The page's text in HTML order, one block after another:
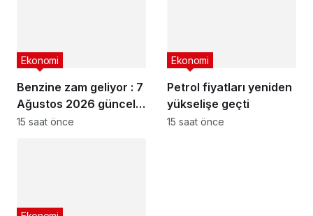
Benzine zam geliyor : 7
Ağustos 2026 güncel
akaryakıt fiyatları
Ekonomi
15 saat önce
Petrol fiyatları yeniden
yükselişe geçti
Ekonomi
15 saat önce